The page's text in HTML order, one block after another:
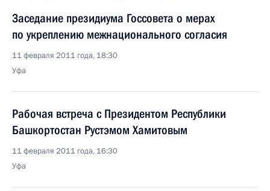
Заседание президиума Госсовета о мерах
по укреплению межнационального согласия
11 февраля 2011 года, 18:30
Уфа
Рабочая встреча с Президентом Республики
Башкортостан Рустэмом Хамитовым
11 февраля 2011 года, 16:30
Уфа